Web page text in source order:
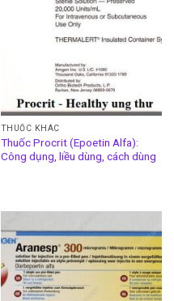
THUỐC KHÁC
Thuốc Procrit (Epoetin Alfa):
Công dụng, liều dùng, cách dùng